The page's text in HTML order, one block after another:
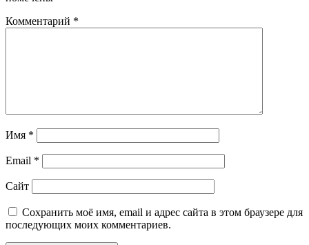
Комментарий *
Имя *
Email *
Сайт
Сохранить моё имя, email и адрес сайта в этом браузере для
последующих моих комментариев.